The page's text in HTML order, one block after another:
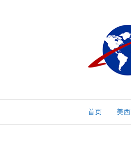
首页 美西